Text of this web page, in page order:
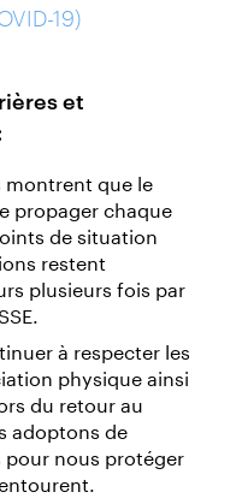
19)
et
montrent que le
propager chaque
de situation
restent
plusieurs fois par
à respecter les
physique ainsi
du retour au
adoptons de
nous protéger